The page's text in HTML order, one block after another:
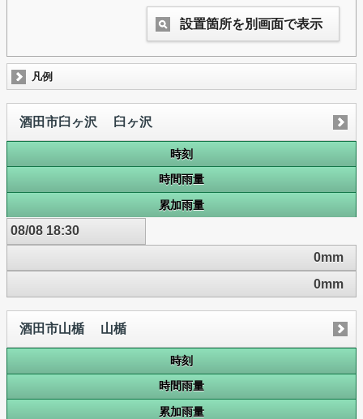
設置箇所を別画面で表示
凡例
酒田市臼ヶ沢 臼ヶ沢
時刻
時間雨量
累加雨量
08/08 18:30
0mm
0mm
酒田市山楯 山楯
時刻
時間雨量
累加雨量